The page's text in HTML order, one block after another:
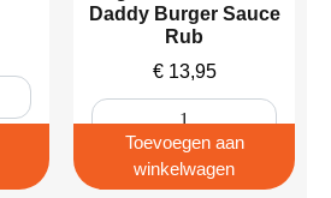
Daddy Burger Sauce
Rub
€13,95
Toevoegen aan
winkelwagen